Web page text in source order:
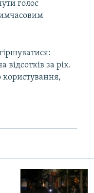
голос
за рік.
користування,